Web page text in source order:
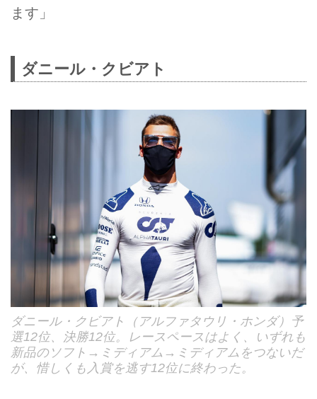
ます」
ダニール・クビアト
ダニール・クビアト（アルファタウリ・ホンダ）予
選12位、決勝12位。レースペースはよく、いずれも
新品のソフト→ミディアム→ミディアムをつないだ
が、惜しくも入賞を逃す12位に終わった。